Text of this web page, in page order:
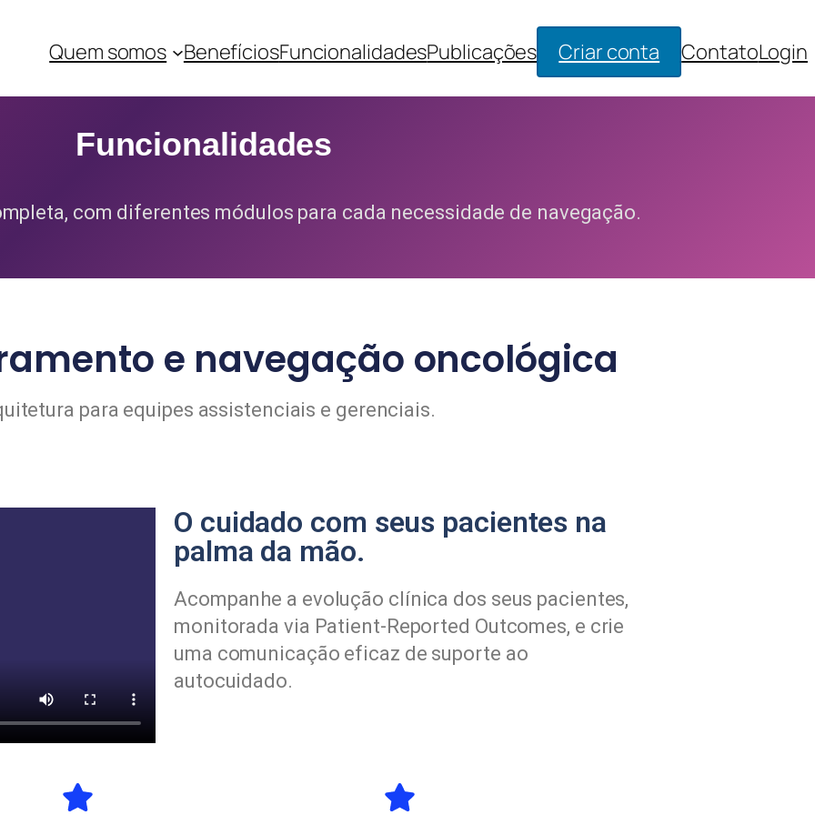
Quem somos BenefíciosFuncionalidadesPublicações Criar conta ContatoLogin
Funcionalidades
com diferentes módulos para cada necessidade de navegação.
e navegação oncológica
para equipes assistenciais e gerenciais.
O cuidado com seus pacientes na
palma da mão.
Acompanhe a evolução clínica dos seus pacientes,
monitorada via Patient-Reported Outcomes, e crie
uma comunicação eficaz de suporte ao
autocuidado.